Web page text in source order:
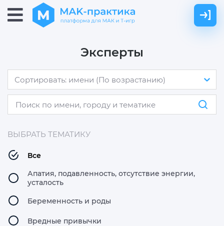
Эксперты
Сортировать: имени (По возрастанию)
ВЫБРАТЬ ТЕМАТИКУ
Все
Апатия, подавленность, отсутствие энергии,
усталость
Беременность и роды
Вредные привычки